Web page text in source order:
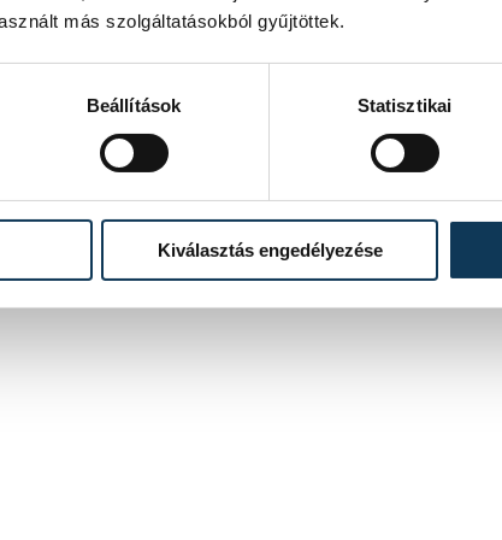
más szolgáltatásokból gyűjtöttek.
Beállítások Statisztikai
Kiválasztás engedélyezése